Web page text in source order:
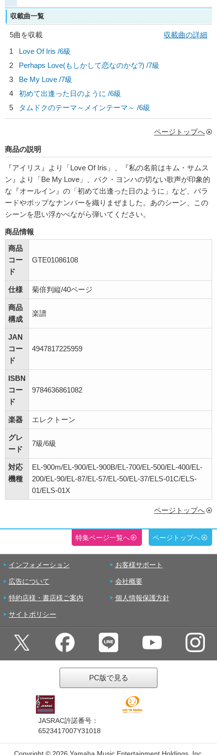
収載曲一覧
5曲を収載
収載曲の詳細
1
Love Of Iris /6級
2
Perhaps Love(もしかして恋なのかな?) /7級
3
Be My Love /7級
4
初めて出逢った日のように /6級
5
タムドクのテーマ～メインテーマ～ /6級
ページトップへ
商品の説明
『アイリス』より「Love Of Iris」、『私の名前はキム・サムス
ン』より「Be My Love」、パク・ヨンハの切ない歌声が印象的
な『オールイン』の「初めて出逢った日のように」など、バラ
ードやポップなナンバーを織りまぜました。あのシーン、この
シーンを思い浮かべながら弾いてください。
商品情報
商品
コー
ド
GTE01086108
仕様 菊倍判縦/40ページ
商品
構成
楽譜
JAN
コー
ド
4947817225959
ISBN
コー
ド
9784636861082
楽器 エレクトーン
グレ
ード
7級/6級
対応
機種
EL-900m/EL-900/EL-900B/EL-700/EL-500/EL-400/EL-
200/EL-90/EL-87/EL-57/EL-50/EL-37/ELS-01C/ELS-
01/ELS-01X
ページトップへ
特集ページ一覧へ ページトップへ
インフォメーション お客様サポート
広告について 会社概要
特約店様・書店様ご案内 個人情報保護方針
サイトポリシー
PC版で見る
JASRAC許諾番号：
6523417007Y31018